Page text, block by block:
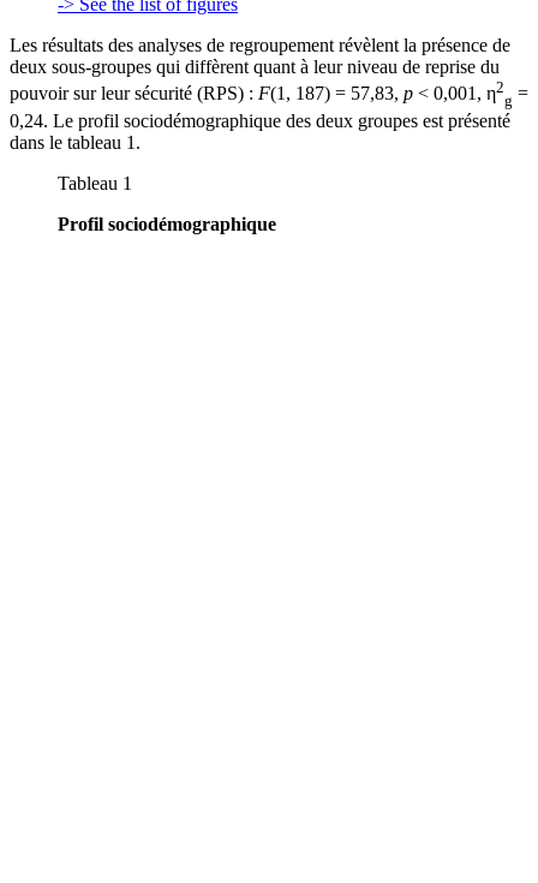
-> See the list of figures
Les résultats des analyses de regroupement révèlent la présence de
deux sous-groupes qui diffèrent quant à leur niveau de reprise du
pouvoir sur leur sécurité (RPS) : F(1, 187) = 57,83, p < 0,001, η2
g =
0,24. Le profil sociodémographique des deux groupes est présenté
dans le tableau 1.
Tableau 1
Profil sociodémographique